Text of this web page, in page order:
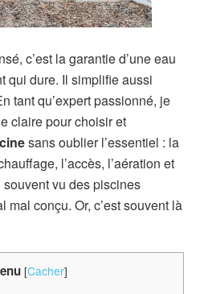
c’est la garantie d’une eau
qui dure. Il simplifie aussi
tant qu’expert passionné, je
claire pour choisir et
sans oublier l’essentiel : la
l’accès, l’aération et
souvent vu des piscines
mal conçu. Or, c’est souvent là
[Cacher]